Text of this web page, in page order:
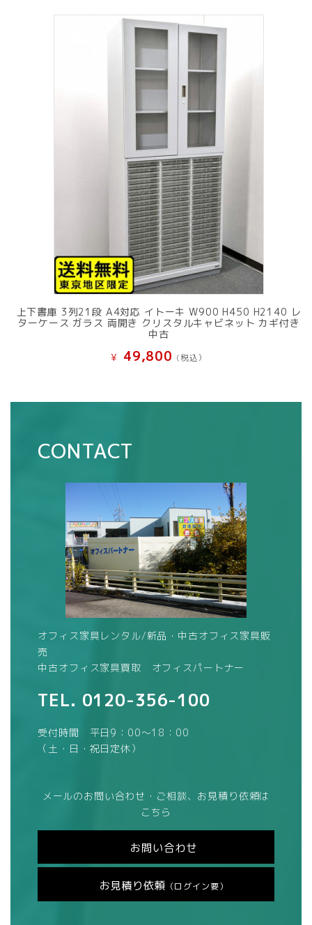
上下書庫 3列21段 A4対応 イトーキ W900 H450 H2140 レ
ターケース ガラス 両開き クリスタルキャビネット カギ付き
中古
¥ 49,800 (税込）
CONTACT
オフィス家具レンタル/新品・中古オフィス家具販
売
中古オフィス家具買取 オフィスパートナー
TEL. 0120-356-100
受付時間 平日9：00～18：00
（土・日・祝日定休）
メールのお問い合わせ・ご相談、お見積り依頼は
こちら
お問い合わせ
お見積り依頼 （ログイン要）